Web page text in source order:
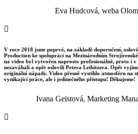
Eva Hudcová, weba

V roce 2018 jsme poprvé, na základě doporučení,
Production ke spolupráci na Mezinárodním
na video byl vytvořen naprosto profesionálně, proto i v
nezaváhali a opět oslovili Petera Leibitzera. Opět
originální nápady. Video přesně vystihlo atmosféru na
vynikající práce, ale i jedinečného přístupu! Děkujeme!
Ivana Geistová, Marketing
